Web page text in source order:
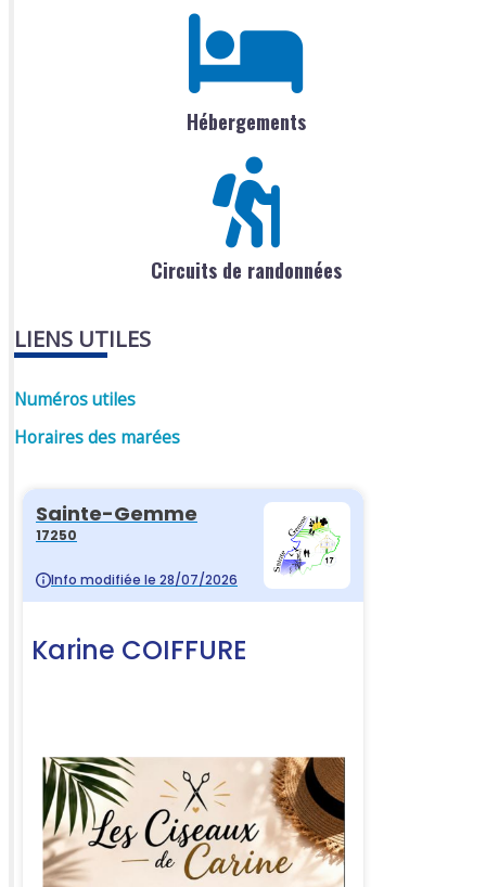
Hébergements
Circuits de randonnées
LIENS UTILES
Numéros utiles
Horaires des marées